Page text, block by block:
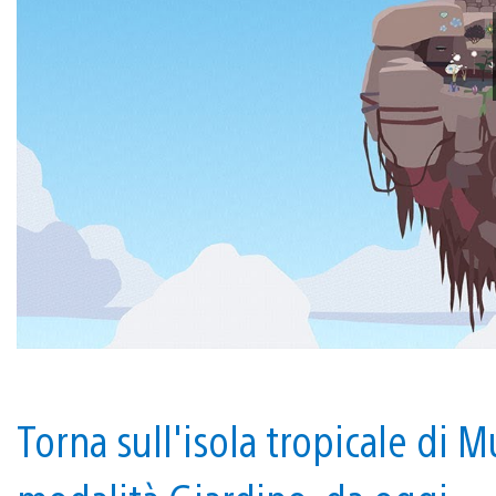
Torna sull'isola tropicale di